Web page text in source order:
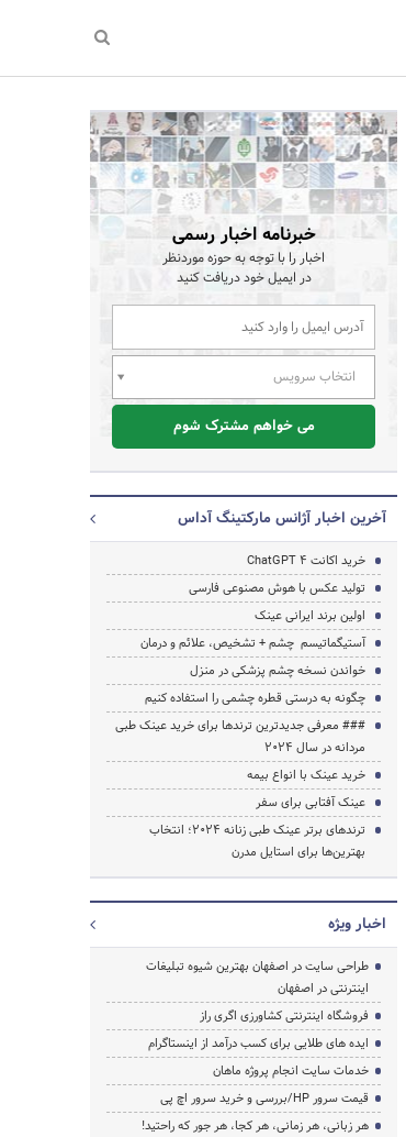
خبرنامه اخبار رسمی
اخبار را با توجه به حوزه موردنظر
در ایمیل خود دریافت کنید
انتخاب سرویس
می خواهم مشترک شوم
آخرین اخبار آژانس مارکتینگ آداس
خرید اکانت ChatGPT 4
تولید عکس با هوش مصنوعی فارسی
اولین برند ایرانی عینک
آستیگماتیسم چشم + تشخیص، علائم و درمان
خواندن نسخه چشم پزشکی در منزل
چگونه به درستی قطره چشمی را استفاده کنیم
### معرفی جدیدترین ترندها برای خرید عینک طبی
مردانه در سال 2024
خرید عینک با انواع بیمه
عینک آفتابی برای سفر
ترندهای برتر عینک طبی زنانه 2024؛ انتخاب
بهترین‌ها برای استایل مدرن
اخبار ویژه
طراحی سایت در اصفهان بهترین شیوه تبلیغات
اینترنتی در اصفهان
فروشگاه اینترنتی کشاورزی اگری راز
ایده های طلایی برای کسب درآمد از اینستاگرام
خدمات سایت انجام پروژه ماهان
قیمت سرور HP/بررسی و خرید سرور اچ پی
هر زبانی، هر زمانی، هر کجا، هر جور که راحتید!